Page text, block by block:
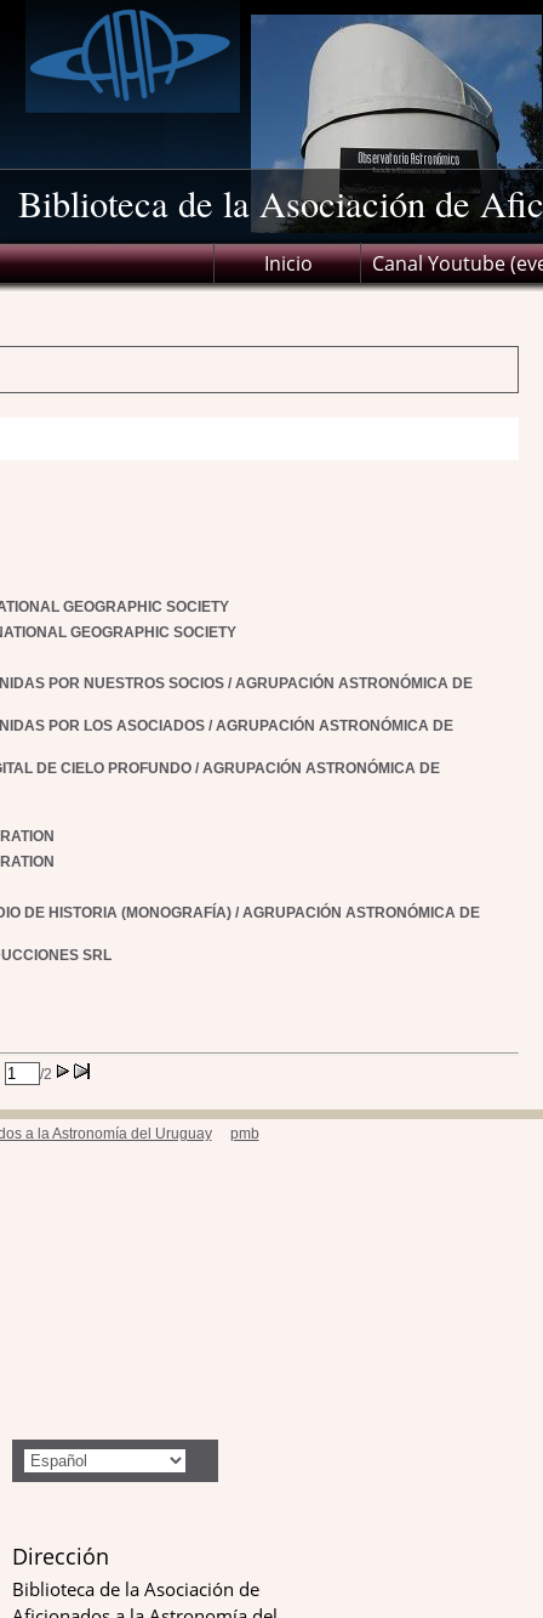
GEOGRAPHIC SOCIETY
GEOGRAPHIC SOCIETY
POR NUESTROS SOCIOS / AGRUPACIÓN ASTRONÓMICA DE
POR LOS ASOCIADOS / AGRUPACIÓN ASTRONÓMICA DE
DE CIELO PROFUNDO / AGRUPACIÓN ASTRONÓMICA DE
DE HISTORIA (MONOGRAFÍA) / AGRUPACIÓN ASTRONÓMICA DE
SRL
/2
a la Astronomía del Uruguay pmb
Biblioteca de la Asociación de
Inicio Canal Youtube
Dirección
Biblioteca de la Asociación de